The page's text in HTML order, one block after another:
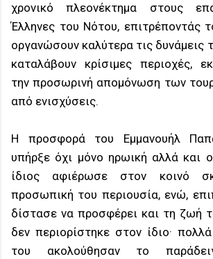
χρονικό πλεονέκτημα στους
Έλληνες του Νότου, επιτρέποντάς
οργανώσουν καλύτερα τις δυνάμεις
καταλάβουν κρίσιμες περιοχές,
την προσωρινή απομόνωση των
από ενισχύσεις.
Η προσφορά του Εμμανουήλ
υπήρξε όχι μόνο ηρωική αλλά και
ίδιος αφιέρωσε στον κοινό
προσωπική του περιουσία, ενώ,
δίστασε να προσφέρει και τη ζωή
δεν περιορίστηκε στον ίδιο·
του ακολούθησαν το